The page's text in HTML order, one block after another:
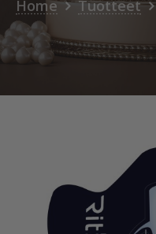
Home Tuotteet